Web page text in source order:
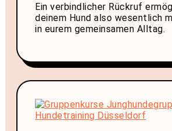
Ein verbindlicher Rückruf
deinem Hund also wesentlich
in eurem gemeinsamen Alltag.